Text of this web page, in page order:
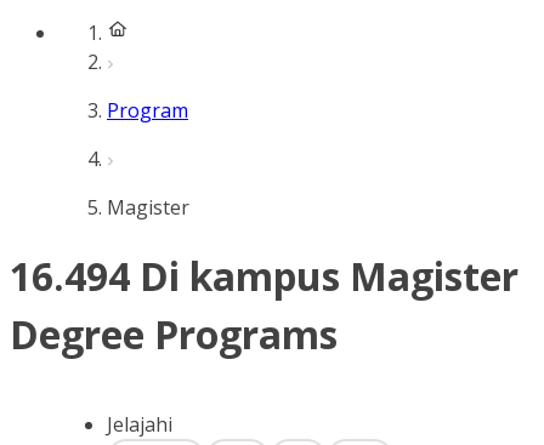
Program
Magister
16.494 Di kampus Magister
Degree Programs
Jelajahi